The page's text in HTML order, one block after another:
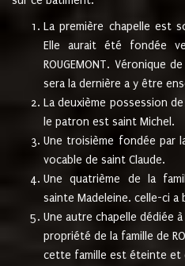
La première chapelle est
Elle aurait été fondée
ROUGEMONT. Véronique
sera la dernière a y être
La deuxième possession
le patron est saint Michel.
Une troisième fondée par
vocable de saint Claude.
Une quatrième de la
sainte Madeleine. celle-ci
Une autre chapelle dédiée
propriété de la famille de
cette famille est éteinte et